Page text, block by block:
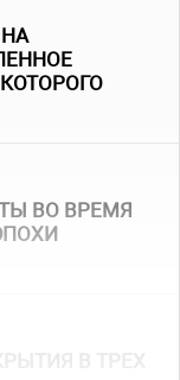
ВО ВРЕМЯ
В ТРЕХ